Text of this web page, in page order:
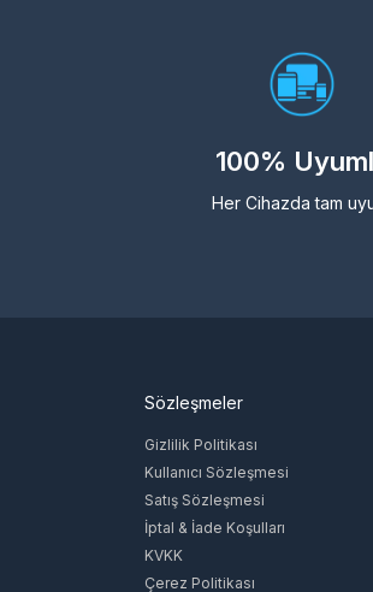
100%
Her Cihazda tam
Sözleşmeler
Gizlilik Politikası
Kullanıcı Sözleşmesi
Satış Sözleşmesi
İptal & İade Koşulları
KVKK
Çerez Politikası